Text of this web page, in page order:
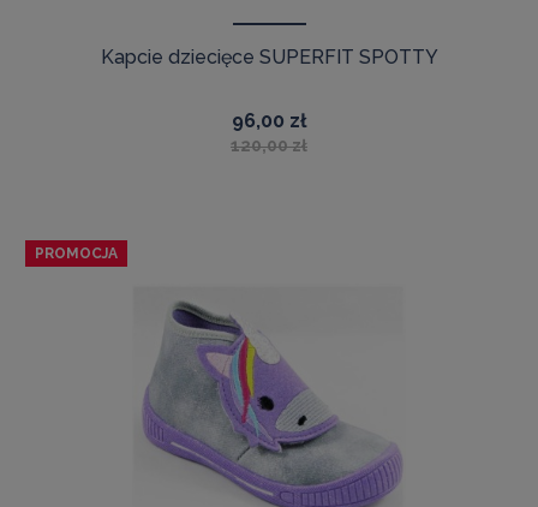
Kapcie dziecięce SUPERFIT SPOTTY
96,00 zł
120,00 zł
PROMOCJA